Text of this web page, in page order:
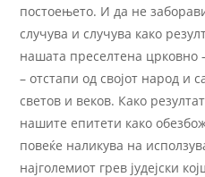
постоењето. И да не
случува и случува како
нашата преселтена црковно
– отстапи од својот народ и
светов и веков. Како
нашите епитети како
повеќе наликува на
најголемиот грев јудејски